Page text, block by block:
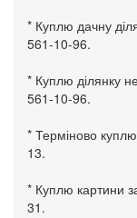
* Куплю дачну
561-10-96.
* Куплю ділянку
561-10-96.
* Терміново
13.
* Куплю картини
31.